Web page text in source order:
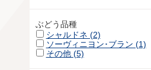
ぶどう品種
シャルドネ (2)
ソーヴィニヨン･ブラン (1)
その他 (5)